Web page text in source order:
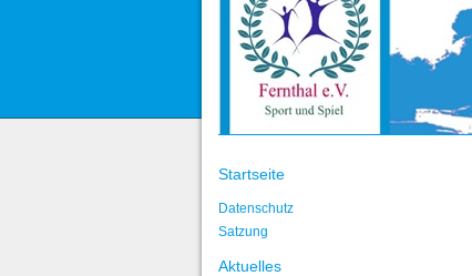
Startseite
Datenschutz
Satzung
Aktuelles